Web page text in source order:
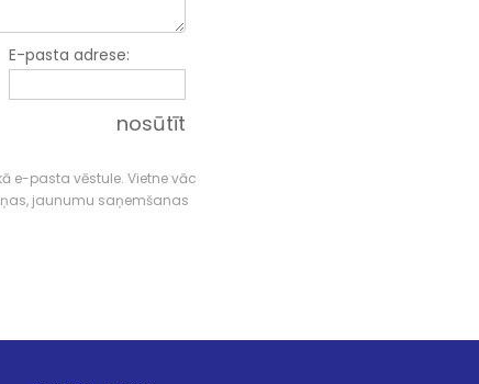
E-pasta adrese:
nosūtīt
e-pasta vēstule. Vietne vāc
jaunumu saņemšanas